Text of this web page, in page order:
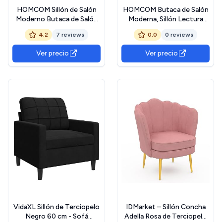
HOMCOM Sillón de Salón
Moderno Butaca de Salón
con Respaldo Alto
Reposabrazos y Patas de
Madera Tapizado en
Terciopelo Butaca para
Dormitorio Sala de Estar
4.2 7 reviews
Ver precio
HOMCOM Butaca de Salón
Moderna, Sillón Lectura
Tapizado en Terciopelo
con Asiento Ancho, Patas
de Madera, Fácil Montaje,
Sillón Relax para Sala de
Estar, Dormitorio y Balcón,
0.0 0 reviews
Ver precio
VidaXL Sillón de Terciopelo
Negro 60 cm - Sofá
IDMarket – Sillón Concha
Adella Rosa de Terciopelo